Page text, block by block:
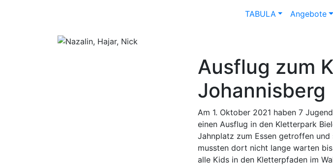
TABULA Angebote
Ausflug zum
Johannisberg
Am 1. Oktober 2021 haben 7
einen Ausflug in den Kletterpark
Jahnplatz zum Essen getroffen
mussten dort nicht lange warten
alle Kids in den Kletterpfaden im